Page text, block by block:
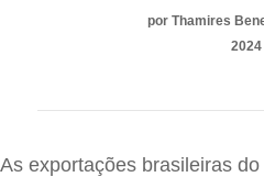
por Thamires
2024
As exportações brasileiras